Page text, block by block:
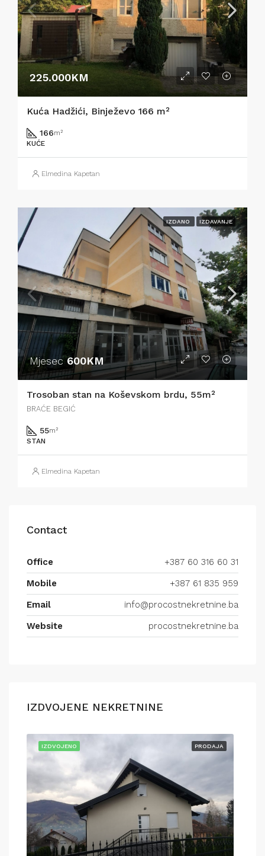
225.000KM
Kuća Hadžići, Binježevo 166 m²
166m²
KUĆE
Elmedina Kapetan
IZDANO IZDAVANJE
Mjesec600KM
Trosoban stan na Koševskom brdu, 55m²
BRAĆE BEGIĆ
55m²
STAN
Elmedina Kapetan
Contact
Office
+387 60 316 60 31
Mobile
+387 61 835 959
Email
info@procostnekretnine.ba
Website
procostnekretnine.ba
IZDVOJENE NEKRETNINE
PRODAJA
IZDVOJENO